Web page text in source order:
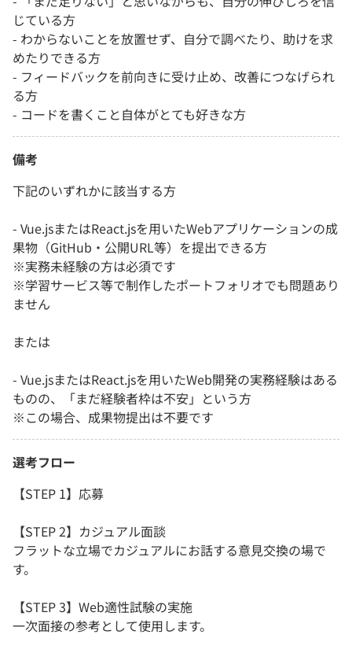
じている方
- わからないことを放置せず、自分で調べたり、助けを求
めたりできる方
- フィードバックを前向きに受け止め、改善につなげられ
る方
- コードを書くこと自体がとても好きな方
備考
下記のいずれかに該当する方
- Vue.jsまたはReact.jsを用いたWebアプリケーションの成
果物（GitHub・公開URL等）を提出できる方
※実務未経験の方は必須です
※学習サービス等で制作したポートフォリオでも問題あり
ません
または
- Vue.jsまたはReact.jsを用いたWeb開発の実務経験はある
ものの、「まだ経験者枠は不安」という方
※この場合、成果物提出は不要です
選考フロー
【STEP 1】応募
【STEP 2】カジュアル面談
フラットな立場でカジュアルにお話する意見交換の場で
す。
【STEP 3】Web適性試験の実施
一次面接の参考として使用します。